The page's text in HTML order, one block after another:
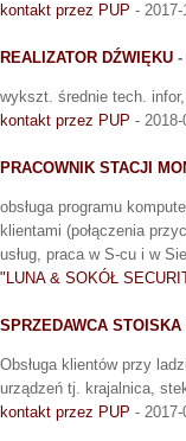
kontakt przez PUP - 2017-
REALIZATOR DŹWIĘKU -
wykszt. średnie tech.
kontakt przez PUP - 2018-
PRACOWNIK STACJI
obsługa programu
klientami (połączenia
usług, praca w S-cu i w
"LUNA & SOKÓŁ
SPRZEDAWCA
Obsługa klientów przy
urządzeń tj. krajalnica,
kontakt przez PUP - 2017-